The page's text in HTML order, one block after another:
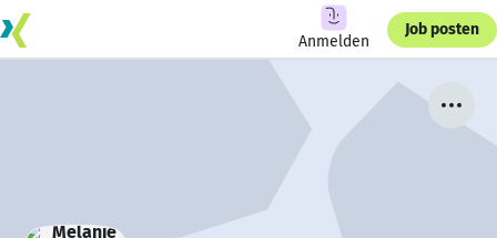
Anmelden
Job posten